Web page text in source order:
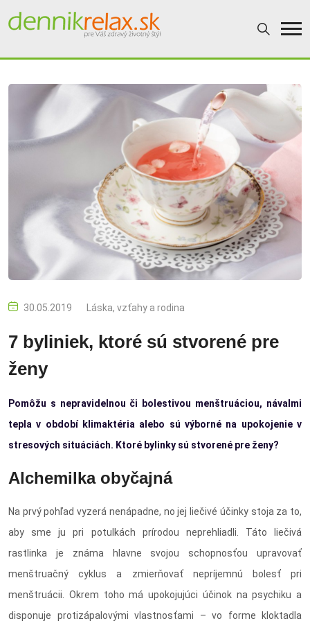
30.05.2019 Láska, vzťahy a rodina
7 byliniek, ktoré sú stvorené pre
ženy
Pomôžu s nepravidelnou či bolestivou menštruáciou, návalmi
tepla v období klimaktéria alebo sú výborné na upokojenie v
stresových situáciách. Ktoré bylinky sú stvorené pre ženy?
Alchemilka obyčajná
Na prvý pohľad vyzerá nenápadne, no jej liečivé účinky stoja za to,
aby sme ju pri potulkách prírodou neprehliadli. Táto liečivá
rastlinka je známa hlavne svojou schopnosťou upravovať
menštruačný cyklus a zmierňovať nepríjemnú bolesť pri
menštruácii. Okrem toho má upokojujúci účinok na psychiku a
disponuje protizápalovými vlastnosťami – vo forme kloktadla